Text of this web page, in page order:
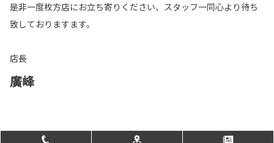
是非一度枚方店にお立ち寄りください、スタッフ一同心より待ち
致しておりますます。
店長
廣峰